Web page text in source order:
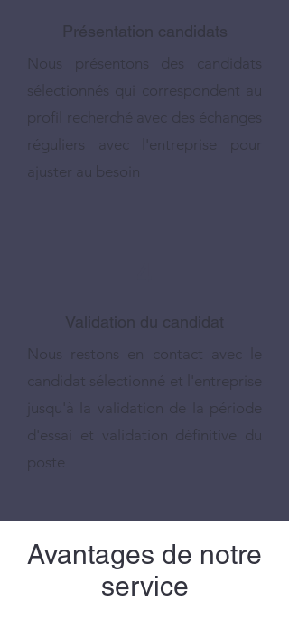
Présentation candidats
Nous présentons des candidats
sélectionnés qui correspondent au
profil recherché avec des échanges
réguliers avec l'entreprise pour
ajuster au besoin
Validation du candidat
Nous restons en contact avec le
candidat sélectionné et l'entreprise
jusqu'à la validation de la période
d'essai et validation définitive du
poste
Avantages de notre
service